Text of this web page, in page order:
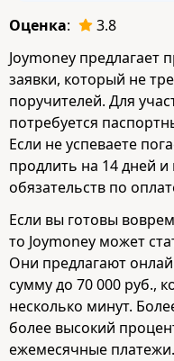
Оценка:
3.8
Joymoney предлагает
заявки, который не
поручителей. Для
потребуется
Если не успеваете
продлить на 14 дней
обязательств по
Если вы готовы
то Joymoney может
Они предлагают
сумму до 70 000 руб.,
несколько минут.
более высокий
ежемесячные платежи.